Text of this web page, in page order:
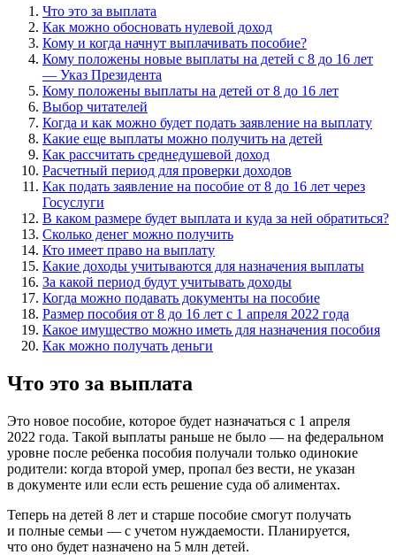
Что это за выплата
Как можно обосновать нулевой доход
Кому и когда начнут выплачивать пособие?
Кому положены новые выплаты на детей с 8 до 16 лет
— Указ Президента
Кому положены выплаты на детей от 8 до 16 лет
Выбор читателей
Когда и как можно будет подать заявление на выплату
Какие еще выплаты можно получить на детей
Как рассчитать среднедушевой доход
Расчетный период для проверки доходов
Как подать заявление на пособие от 8 до 16 лет через
Госуслуги
В каком размере будет выплата и куда за ней обратиться?
Сколько денег можно получить
Кто имеет право на выплату
Какие доходы учитываются для назначения выплаты
За какой период будут учитывать доходы
Когда можно подавать документы на пособие
Размер пособия от 8 до 16 лет с 1 апреля 2022 года
Какое имущество можно иметь для назначения пособия
Как можно получать деньги
Что это за выплата
Это новое пособие, которое будет назначаться с 1 апреля
2022 года. Такой выплаты раньше не было — на федеральном
уровне после ребенка пособия получали только одинокие
родители: когда второй умер, пропал без вести, не указан
в документе или если есть решение суда об алиментах.
Теперь на детей 8 лет и старше пособие смогут получать
и полные семьи — с учетом нуждаемости. Планируется,
что оно будет назначено на 5 млн детей.